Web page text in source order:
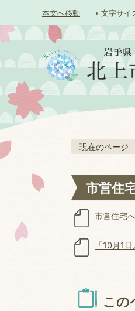
本文へ移動 文字サイ
現在のページ
市営住
市営住宅
「10月1
この